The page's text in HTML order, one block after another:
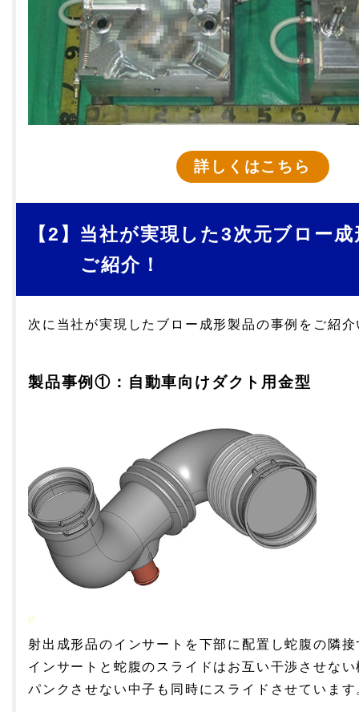
詳しくはこちら
【2】当社が実現した3次元ブロー
ご紹介！
次に当社が実現したブロー成形製品の事例をご紹
製品事例①： 自動車向けダクト用金型
射出成形品のインサートを下部に配置し蛇腹の隣
インサートと蛇腹のスライドはお互い干渉させな
パンクさせない中子も同時にスライドさせていま